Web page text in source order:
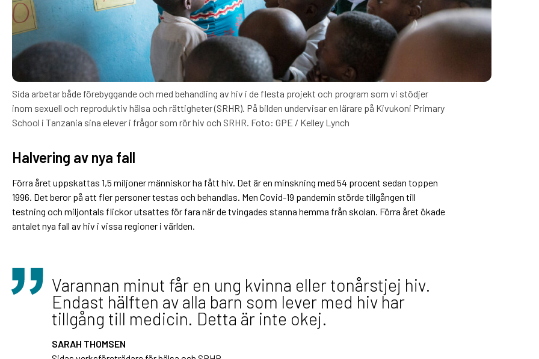
Sida arbetar både förebyggande och med behandling av hiv i de flesta projekt och program som vi stödjer
inom sexuell och reproduktiv hälsa och rättigheter (SRHR). På bilden undervisar en lärare på Kivukoni Primary
School i Tanzania sina elever i frågor som rör hiv och SRHR. Foto: GPE / Kelley Lynch
Halvering av nya fall
Förra året uppskattas 1,5 miljoner människor ha fått hiv. Det är en minskning med 54 procent sedan toppen
1996. Det beror på att fler personer testas och behandlas. Men Covid-19 pandemin störde tillgången till
testning och miljontals flickor utsattes för fara när de tvingades stanna hemma från skolan. Förra året ökade
antalet nya fall av hiv i vissa regioner i världen.
Varannan minut får en ung kvinna eller tonårstjej hiv.
Endast hälften av alla barn som lever med hiv har
tillgång till medicin. Detta är inte okej.
SARAH THOMSEN